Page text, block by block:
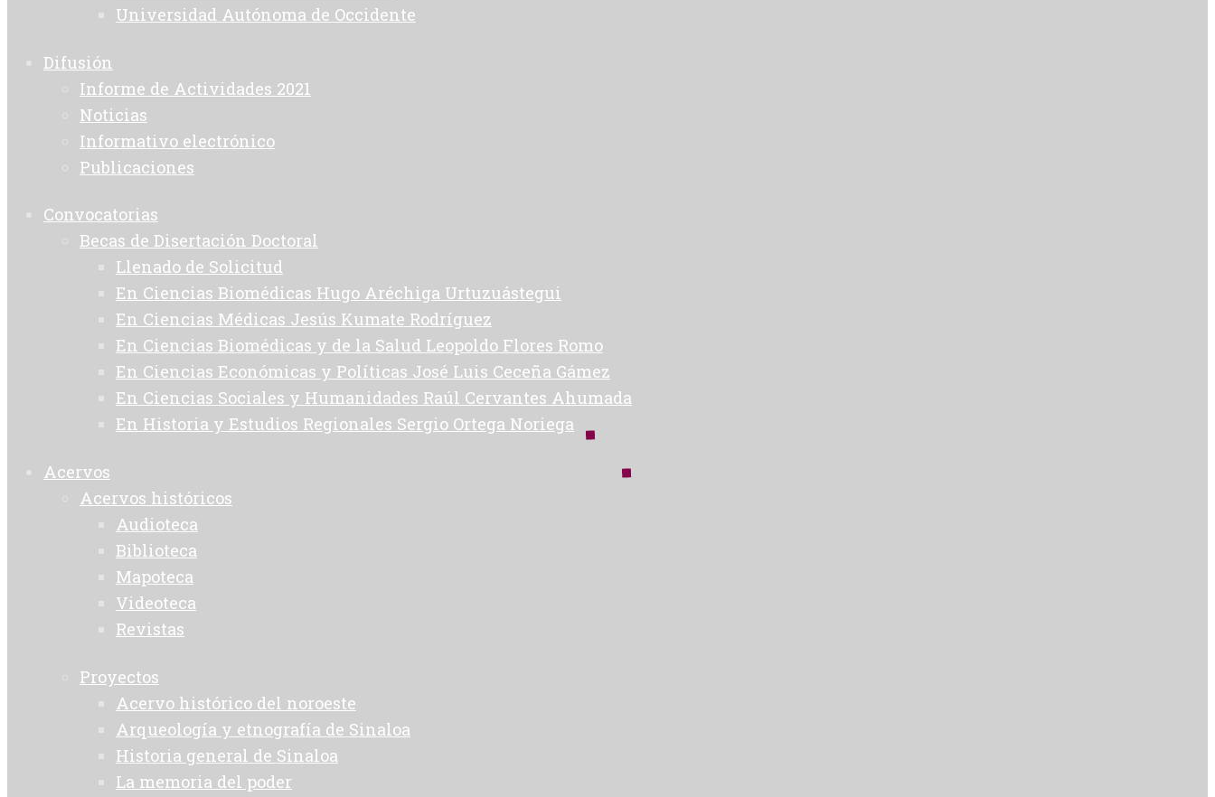
Universidad Autónoma de Occidente
Difusión
Informe de Actividades 2021
Noticias
Informativo electrónico
Publicaciones
Convocatorias
Becas de Disertación Doctoral
Llenado de Solicitud
En Ciencias Biomédicas Hugo Aréchiga Urtuzuástegui
En Ciencias Médicas Jesús Kumate Rodríguez
En Ciencias Biomédicas y de la Salud Leopoldo Flores Romo
En Ciencias Económicas y Políticas José Luis Ceceña Gámez
En Ciencias Sociales y Humanidades Raúl Cervantes Ahumada
En Historia y Estudios Regionales Sergio Ortega Noriega
Acervos
Acervos históricos
Audioteca
Biblioteca
Mapoteca
Videoteca
Revistas
Proyectos
Acervo histórico del noroeste
Arqueología y etnografía de Sinaloa
Historia general de Sinaloa
La memoria del poder